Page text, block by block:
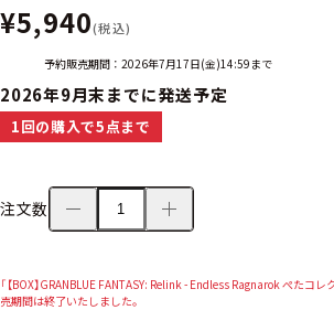
¥5,940(税込)
予約販売期間：2026年7月17日(金)14:59まで
2026年9月末までに発送予定
1回の購入で5点まで
注文数
「【BOX】GRANBLUE FANTASY: Relink - Endless Ragnarok ぺたコレ
売期間は終了いたしました。